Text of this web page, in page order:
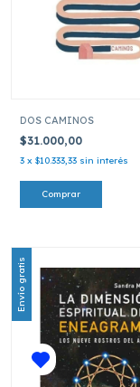
DOS CAMINOS
$31.000,00
3 x $10.333,33 sin interés
Envío gratis